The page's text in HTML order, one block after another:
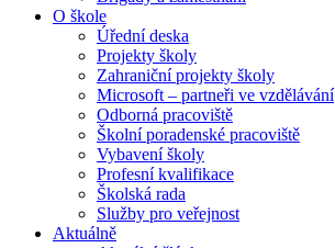
O škole
Úřední deska
Projekty školy
Zahraniční projekty školy
Microsoft – partneři ve vzdělávání
Odborná pracoviště
Školní poradenské pracoviště
Vybavení školy
Profesní kvalifikace
Školská rada
Služby pro veřejnost
Aktuálně